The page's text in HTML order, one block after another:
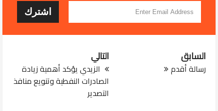
التالي
الزيدي يؤكد أهمية زيادة
الصادرات النفطية وتنويع منافذ
التصدير
السابق
رسالة أقدم